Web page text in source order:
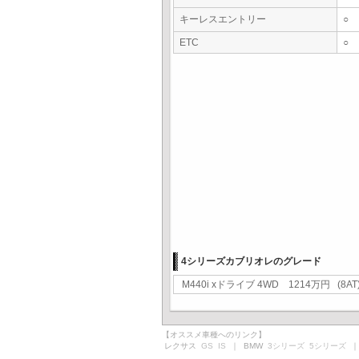
キーレスエントリー ○
ETC ○
4シリーズカブリオレのグレード
M440i xドライブ 4WD 1214万円
【オススメ車種へのリンク】
レクサス GS IS ｜ BMW 3シリーズ 5シリーズ